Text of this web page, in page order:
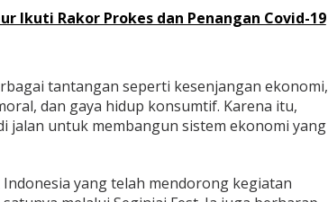
Ikuti Rakor Prokes dan Penangan Covid-19
tantangan seperti kesenjangan ekonomi,
dan gaya hidup konsumtif. Karena itu,
jalan untuk membangun sistem ekonomi yang
yang telah mendorong kegiatan